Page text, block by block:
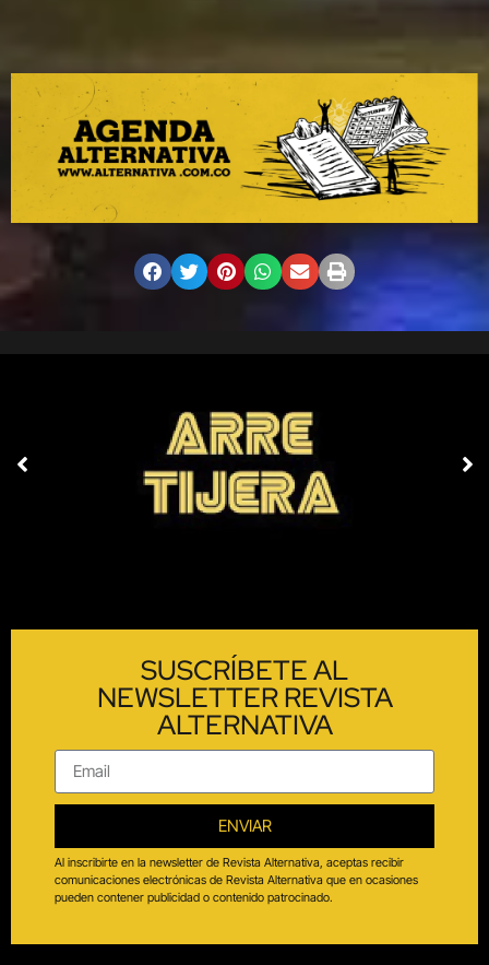
SUSCRÍBETE AL
NEWSLETTER REVISTA
ALTERNATIVA
ENVIAR
Al inscribirte en la newsletter de Revista Alternativa, aceptas recibir
comunicaciones electrónicas de Revista Alternativa que en ocasiones
pueden contener publicidad o contenido patrocinado.